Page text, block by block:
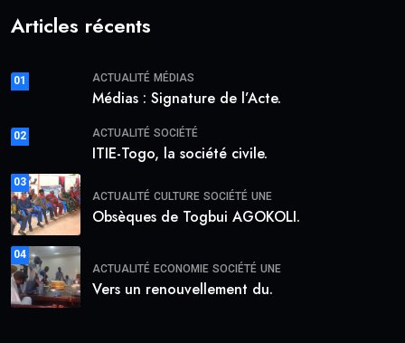
Articles récents
01 ACTUALITÉ MÉDIAS
Médias : Signature de l’Acte.
02 ACTUALITÉ SOCIÉTÉ
ITIE-Togo, la société civile.
03
ACTUALITÉ CULTURE SOCIÉTÉ UNE
Obsèques de Togbui AGOKOLI.
04
ACTUALITÉ ECONOMIE SOCIÉTÉ UNE
Vers un renouvellement du.